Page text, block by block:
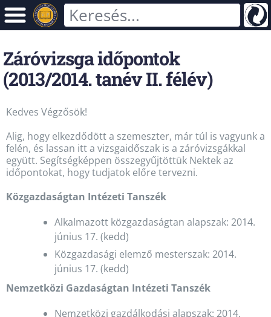
Záróvizsga időpontok
(2013/2014. tanév II. félév)
Kedves Végzősök!
Alig, hogy elkezdődött a szemeszter, már túl is vagyunk a
felén, és lassan itt a vizsgaidőszak is a záróvizsgákkal
együtt. Segítségképpen összegyűjtöttük Nektek az
időpontokat, hogy tudjatok előre tervezni.
Közgazdaságtan Intézeti Tanszék
Alkalmazott közgazdaságtan alapszak: 2014.
június 17. (kedd)
Közgazdasági elemző mesterszak: 2014.
június 17. (kedd)
Nemzetközi Gazdaságtan Intézeti Tanszék
Nemzetközi gazdálkodási alapszak: 2014.